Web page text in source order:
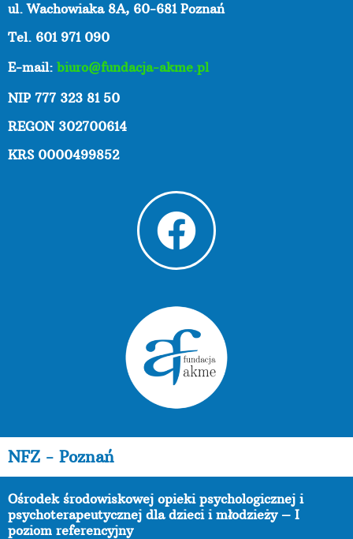
ul. Wachowiaka 8A, 60-681 Poznań
Tel. 601 971 090
E-mail: biuro@fundacja-akme.pl
NIP 777 323 81 50
REGON 302700614
KRS 0000499852
NFZ - Poznań
Ośrodek środowiskowej opieki psychologicznej i
psychoterapeutycznej dla dzieci i młodzieży – I
poziom referencyjny